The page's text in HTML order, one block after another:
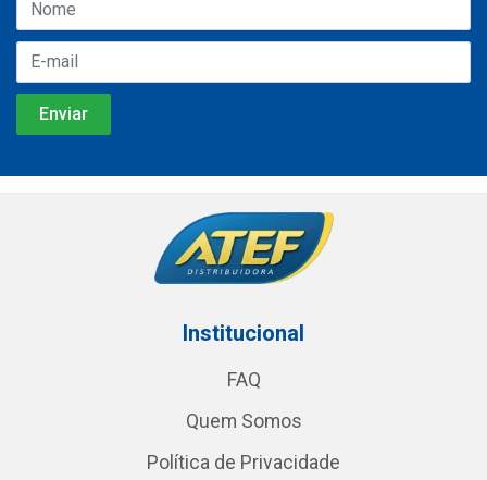
Institucional
FAQ
Quem Somos
Política de Privacidade